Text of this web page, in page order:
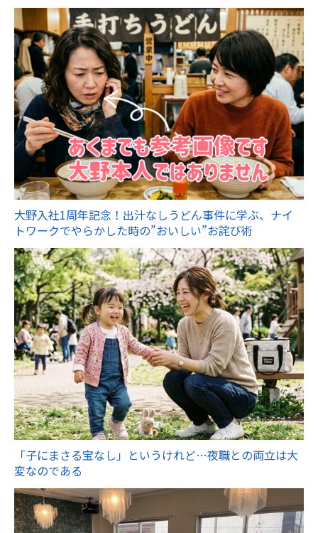
大野入社1周年記念！出汁なしうどん事件に学ぶ、ナイ
トワークでやらかした時の”おいしい”お詫び術
「子にまさる宝なし」というけれど…夜職との両立は大
変なのである